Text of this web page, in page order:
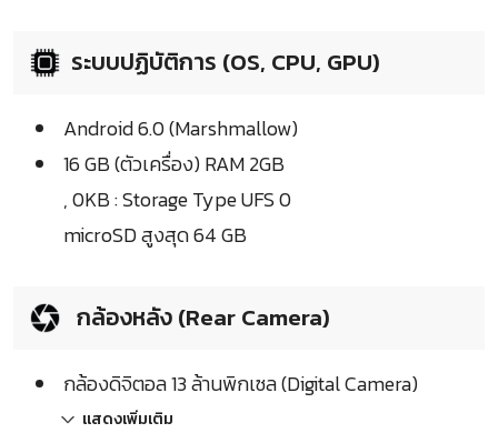
ระบบปฏิบัติการ (OS, CPU, GPU)
Android 6.0 (Marshmallow)
16 GB (ตัวเครื่อง) RAM 2GB
, 0KB : Storage Type UFS 0
microSD สูงสุด 64 GB
กล้องหลัง (Rear Camera)
กล้องดิจิตอล 13 ล้านพิกเซล (Digital Camera)
แสดงเพิ่มเติม